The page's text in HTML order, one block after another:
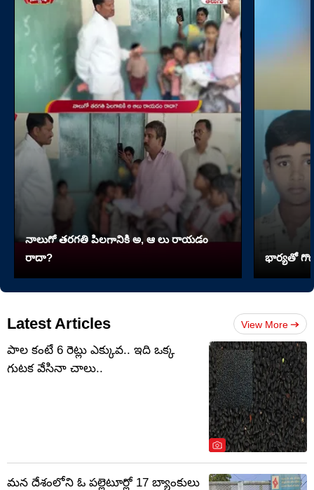
నాలుగో త‌ర‌గతి పిలగానికి అ, ఆ లు రాయ‌డం
రాదా?
భార్యతో
Latest Articles View More
పాల కంటే 6 రెట్లు ఎక్కువ.. ఇది ఒక్క
గుటక వేసినా చాలు..
మన దేశంలోని ఓ పల్లెటూర్లో 17 బ్యాంకులు